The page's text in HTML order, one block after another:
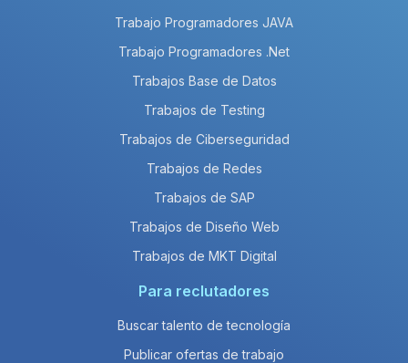
Trabajo Programadores JAVA
Trabajo Programadores .Net
Trabajos Base de Datos
Trabajos de Testing
Trabajos de Ciberseguridad
Trabajos de Redes
Trabajos de SAP
Trabajos de Diseño Web
Trabajos de MKT Digital
Para reclutadores
Buscar talento de tecnología
Publicar ofertas de trabajo